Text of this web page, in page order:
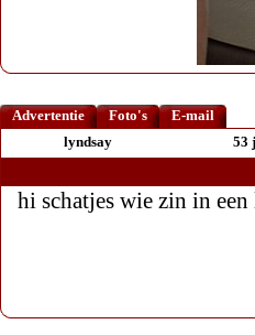
Advertentie Foto's
E-mail
lyndsay
53
hi schatjes wie zin in